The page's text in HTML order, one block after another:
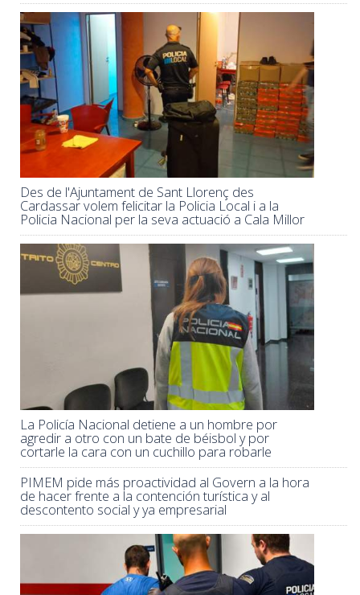
Des de l'Ajuntament de Sant Llorenç des
Cardassar volem felicitar la Policia Local i a la
Policia Nacional per la seva actuació a Cala Millor
La Policía Nacional detiene a un hombre por
agredir a otro con un bate de béisbol y por
cortarle la cara con un cuchillo para robarle
PIMEM pide más proactividad al Govern a la hora
de hacer frente a la contención turística y al
descontento social y ya empresarial